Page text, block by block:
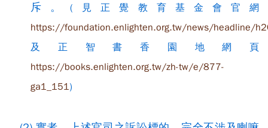
斥。(見正覺教育基金會官網
https://foundation.enlighten.org.tw/news/headline/
及正智書香園地網頁
https://books.enlighten.org.tw/zh-tw/e/877-
ga1_151)